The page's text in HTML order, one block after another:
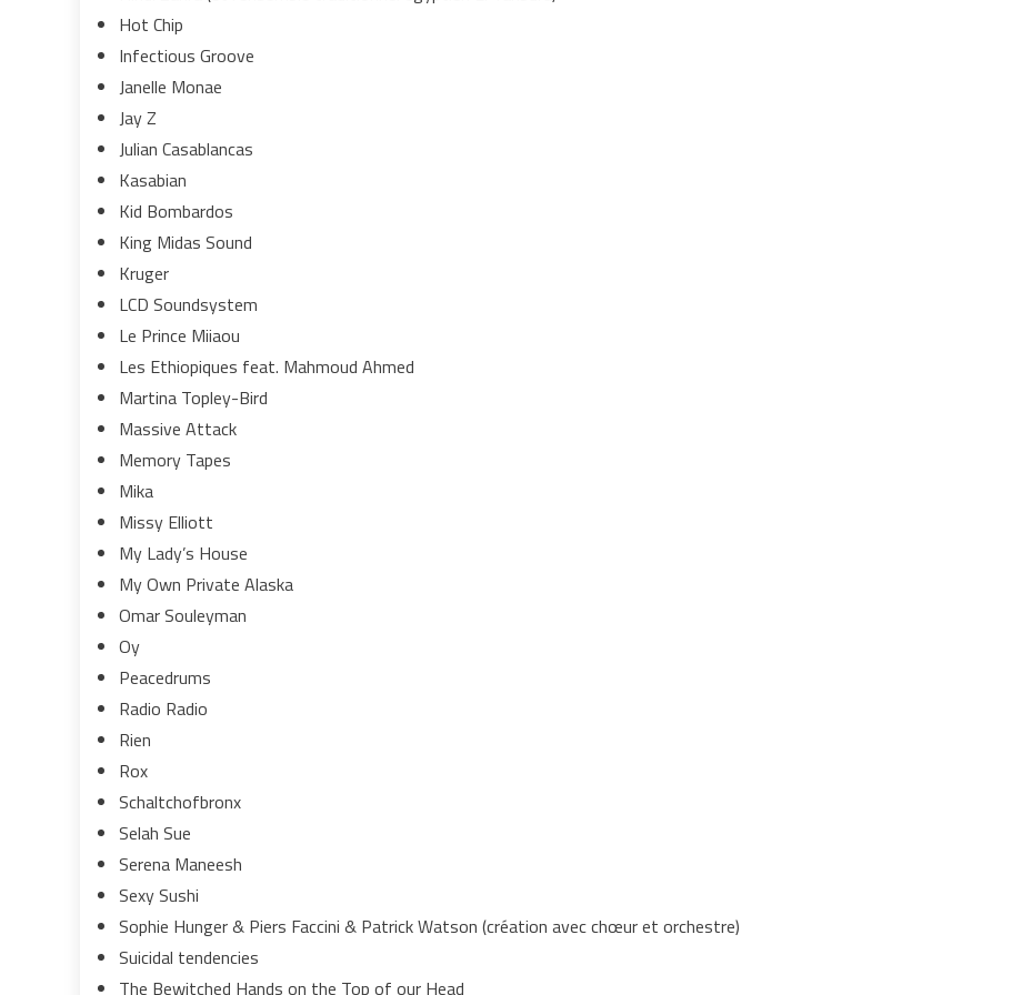
Hot Chip
Infectious Groove
Janelle Monae
Jay Z
Julian Casablancas
Kasabian
Kid Bombardos
King Midas Sound
Kruger
LCD Soundsystem
Le Prince Miiaou
Les Ethiopiques feat. Mahmoud Ahmed
Martina Topley-Bird
Massive Attack
Memory Tapes
Mika
Missy Elliott
My Lady’s House
My Own Private Alaska
Omar Souleyman
Oy
Peacedrums
Radio Radio
Rien
Rox
Schaltchofbronx
Selah Sue
Serena Maneesh
Sexy Sushi
Sophie Hunger & Piers Faccini & Patrick Watson (création avec chœur et orchestre)
Suicidal tendencies
The Bewitched Hands on the Top of our Head